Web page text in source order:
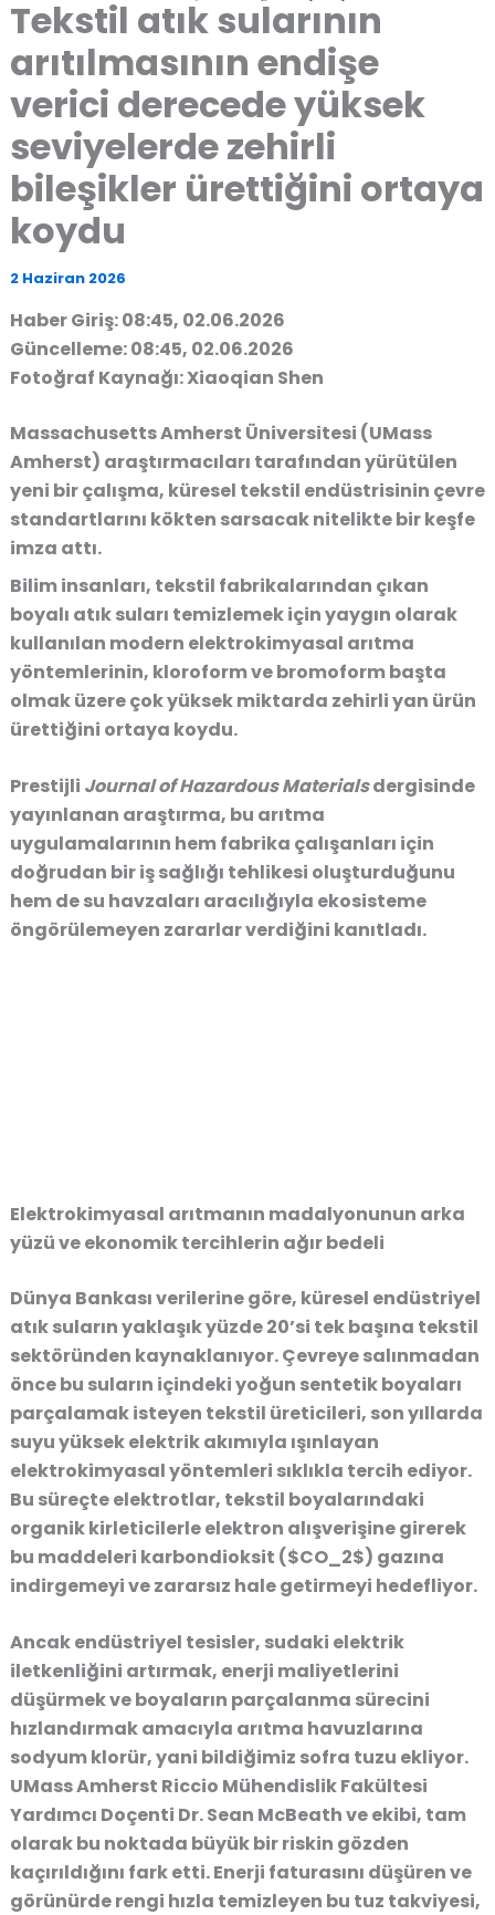
Tekstil atık sularının
arıtılmasının endişe
verici derecede yüksek
seviyelerde zehirli
bileşikler ürettiğini ortaya
koydu
2 Haziran 2026
Haber Giriş: 08:45, 02.06.2026
Güncelleme: 08:45, 02.06.2026
Fotoğraf Kaynağı: Xiaoqian Shen
Massachusetts Amherst Üniversitesi (UMass
Amherst) araştırmacıları tarafından yürütülen
yeni bir çalışma, küresel tekstil endüstrisinin çevre
standartlarını kökten sarsacak nitelikte bir keşfe
imza attı.
Bilim insanları, tekstil fabrikalarından çıkan
boyalı atık suları temizlemek için yaygın olarak
kullanılan modern elektrokimyasal arıtma
yöntemlerinin, kloroform ve bromoform başta
olmak üzere çok yüksek miktarda zehirli yan ürün
ürettiğini ortaya koydu.
Prestijli Journal of Hazardous Materialsdergisinde
yayınlanan araştırma, bu arıtma
uygulamalarının hem fabrika çalışanları için
doğrudan bir iş sağlığı tehlikesi oluşturduğunu
hem de su havzaları aracılığıyla ekosisteme
öngörülemeyen zararlar verdiğini kanıtladı.
Elektrokimyasal arıtmanın madalyonunun arka
yüzü ve ekonomik tercihlerin ağır bedeli
Dünya Bankası verilerine göre, küresel endüstriyel
atık suların yaklaşık yüzde 20’si tek başına tekstil
sektöründen kaynaklanıyor. Çevreye salınmadan
önce bu suların içindeki yoğun sentetik boyaları
parçalamak isteyen tekstil üreticileri, son yıllarda
suyu yüksek elektrik akımıyla ışınlayan
elektrokimyasal yöntemleri sıklıkla tercih ediyor.
Bu süreçte elektrotlar, tekstil boyalarındaki
organik kirleticilerle elektron alışverişine girerek
bu maddeleri karbondioksit ($CO_2$) gazına
indirgemeyi ve zararsız hale getirmeyi hedefliyor.
Ancak endüstriyel tesisler, sudaki elektrik
iletkenliğini artırmak, enerji maliyetlerini
düşürmek ve boyaların parçalanma sürecini
hızlandırmak amacıyla arıtma havuzlarına
sodyum klorür, yani bildiğimiz sofra tuzu ekliyor.
UMass Amherst Riccio Mühendislik Fakültesi
Yardımcı Doçenti Dr. Sean McBeath ve ekibi, tam
olarak bu noktada büyük bir riskin gözden
kaçırıldığını fark etti. Enerji faturasını düşüren ve
görünürde rengi hızla temizleyen bu tuz takviyesi,